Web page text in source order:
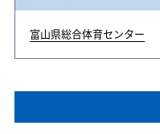
富山県総合体育センター